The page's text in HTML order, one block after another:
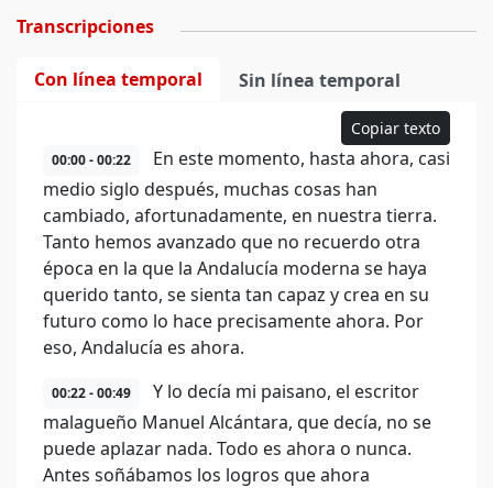
Transcripciones
Con línea temporal Sin línea temporal
Copiar texto
00:00 - 00:22
En este momento, hasta ahora, casi
medio siglo después, muchas cosas han
cambiado, afortunadamente, en nuestra tierra.
Tanto hemos avanzado que no recuerdo otra
época en la que la Andalucía moderna se haya
querido tanto, se sienta tan capaz y crea en su
futuro como lo hace precisamente ahora. Por
eso, Andalucía es ahora.
00:22 - 00:49
Y lo decía mi paisano, el escritor
malagueño Manuel Alcántara, que decía, no se
puede aplazar nada. Todo es ahora o nunca.
Antes soñábamos los logros que ahora